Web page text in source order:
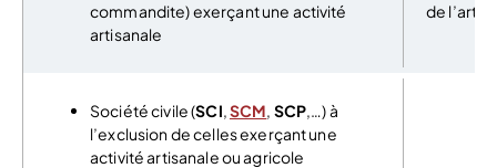
commandite) exerçant une activité
artisanale
de
Société civile (SCI SCM SCP ,…) à
l’exclusion de celles exerçant une
activité artisanale ou agricole